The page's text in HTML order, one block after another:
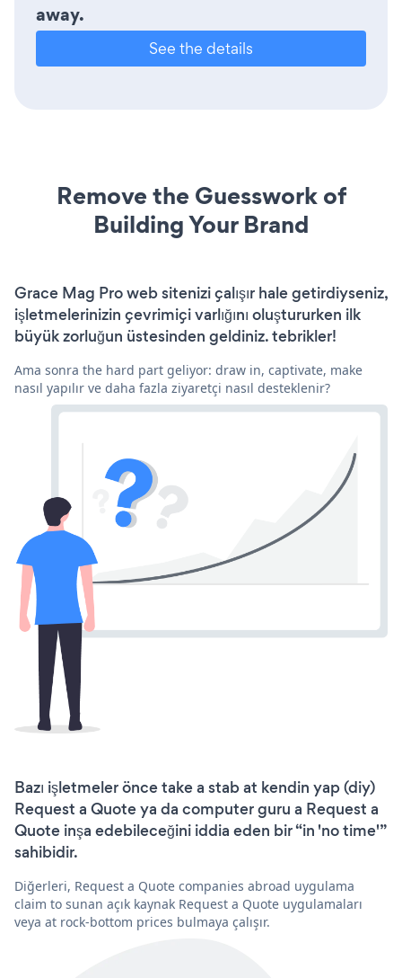
away.
See the details
Remove the Guesswork of
Building Your Brand
Grace Mag Pro web sitenizi çalışır hale getirdiyseniz,
işletmelerinizin çevrimiçi varlığını oluştururken ilk
büyük zorluğun üstesinden geldiniz. tebrikler!
Ama sonra the hard part geliyor: draw in, captivate, make
nasıl yapılır ve daha fazla ziyaretçi nasıl desteklenir?
Bazı işletmeler önce take a stab at kendin yap (diy)
Request a Quote ya da computer guru a Request a
Quote inşa edebileceğini iddia eden bir “in 'no time'”
sahibidir.
Diğerleri, Request a Quote companies abroad uygulama
claim to sunan açık kaynak Request a Quote uygulamaları
veya at rock-bottom prices bulmaya çalışır.